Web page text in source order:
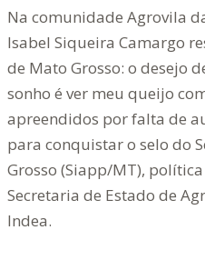
Na comunidade Agrovila
Isabel Siqueira Camargo
de Mato Grosso: o desejo
sonho é ver meu queijo
apreendidos por falta de
para conquistar o selo do
Grosso (Siapp/MT),
Secretaria de Estado de
Indea.